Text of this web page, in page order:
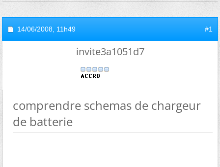
14/06/2008, 11h49 #1
invite3a1051d7
comprendre schemas de chargeur
de batterie